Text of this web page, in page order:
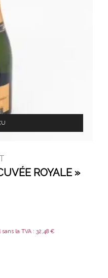
ROYALE »
la TVA : 32,48 €